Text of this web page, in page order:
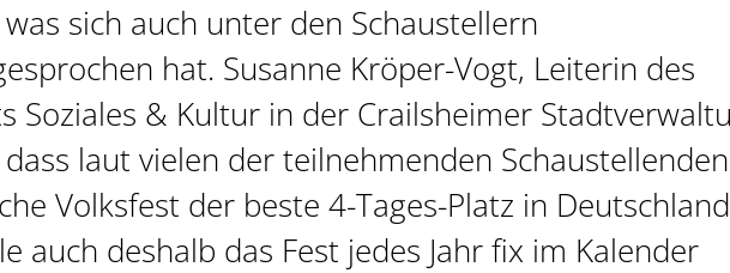
sich auch unter den Schaustellern
hat. Susanne Kröper-Vogt, Leiterin des
Soziales & Kultur in der Crailsheimer
laut vielen der teilnehmenden
Volksfest der beste 4-Tages-Platz in
auch deshalb das Fest jedes Jahr fix im Kalender